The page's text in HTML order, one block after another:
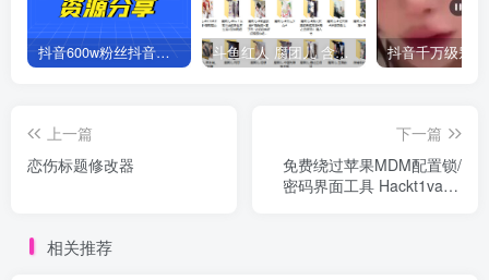
抖音600w粉丝抖音网红痞幼一手资料 877P 500M 含私拍 斗鱼红人 腐团儿 含付费 大尺写真 32套
上一篇
恋伤标题修改器
下一篇
免费绕过苹果MDM配置锁/
密码界面工具 Hackt1vator
相关推荐